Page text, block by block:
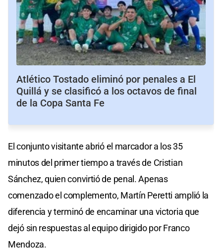
Atlético Tostado eliminó por penales a El
Quillá y se clasificó a los octavos de final
de la Copa Santa Fe
El conjunto visitante abrió el marcador a los 35
minutos del primer tiempo a través de Cristian
Sánchez, quien convirtió de penal. Apenas
comenzado el complemento, Martín Peretti amplió la
diferencia y terminó de encaminar una victoria que
dejó sin respuestas al equipo dirigido por Franco
Mendoza.